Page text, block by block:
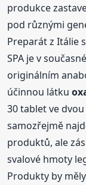
produkce
pod různými
Preparát z Itálie
SPA je v
originálním
účinnou látku
30 tablet ve
samozřejmě
produktů, ale
svalové hmoty
Produkty by